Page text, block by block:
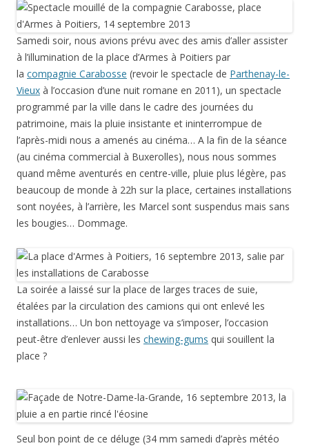
Samedi soir, nous avions prévu avec des amis d’aller assister
à l’illumination de la place d’Armes à Poitiers par
la compagnie Carabosse (revoir le spectacle de Parthenay-le-
Vieux à l’occasion d’une nuit romane en 2011), un spectacle
programmé par la ville dans le cadre des journées du
patrimoine, mais la pluie insistante et ininterrompue de
l’après-midi nous a amenés au cinéma… A la fin de la séance
(au cinéma commercial à Buxerolles), nous nous sommes
quand même aventurés en centre-ville, pluie plus légère, pas
beaucoup de monde à 22h sur la place, certaines installations
sont noyées, à l’arrière, les Marcel sont suspendus mais sans
les bougies… Dommage.
La soirée a laissé sur la place de larges traces de suie,
étalées par la circulation des camions qui ont enlevé les
installations… Un bon nettoyage va s’imposer, l’occasion
peut-être d’enlever aussi les chewing-gums qui souillent la
place ?
Seul bon point de ce déluge (34 mm samedi d’après météo